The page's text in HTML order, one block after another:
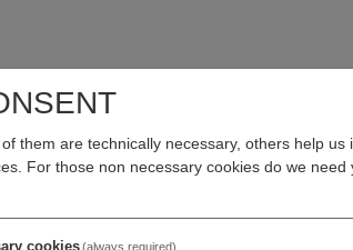
them are technically necessary, others help us
For those non necessary cookies do we need
cookies(always required)
für den Gesundheitssektor in
nicht nur an Fachbesucher aus
aus Lateinamerika.
statt.
für bis zu fünf Unternehmen. Die Auswahl